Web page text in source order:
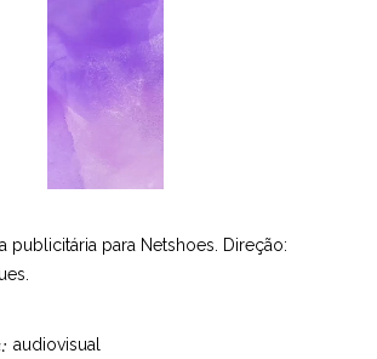
publicitária para Netshoes. Direção:
audiovisual